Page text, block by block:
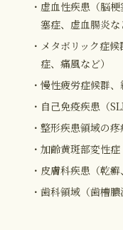
・虚血性疾患（脳
塞症、虚血腸炎な
・メタボリック症
症、痛風など）
・慢性疲労症候群
・自己免疫疾患（
・整形疾患領域の
・加齢黄斑部変性症
・皮膚科疾患（乾
・歯科領域（歯槽膿